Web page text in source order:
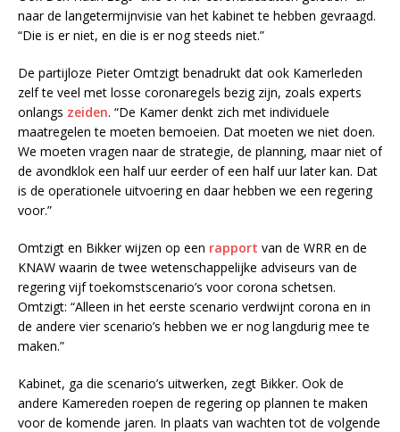
naar de langetermijnvisie van het kabinet te hebben gevraagd.
“Die is er niet, en die is er nog steeds niet.”
De partijloze Pieter Omtzigt benadrukt dat ook Kamerleden
zelf te veel met losse coronaregels bezig zijn, zoals experts
onlangs zeiden. “De Kamer denkt zich met individuele
maatregelen te moeten bemoeien. Dat moeten we niet doen.
We moeten vragen naar de strategie, de planning, maar niet of
de avondklok een half uur eerder of een half uur later kan. Dat
is de operationele uitvoering en daar hebben we een regering
voor.”
Omtzigt en Bikker wijzen op een rapport van de WRR en de
KNAW waarin de twee wetenschappelijke adviseurs van de
regering vijf toekomstscenario’s voor corona schetsen.
Omtzigt: “Alleen in het eerste scenario verdwijnt corona en in
de andere vier scenario’s hebben we er nog langdurig mee te
maken.”
Kabinet, ga die scenario’s uitwerken, zegt Bikker. Ook de
andere Kamereden roepen de regering op plannen te maken
voor de komende jaren. In plaats van wachten tot de volgende